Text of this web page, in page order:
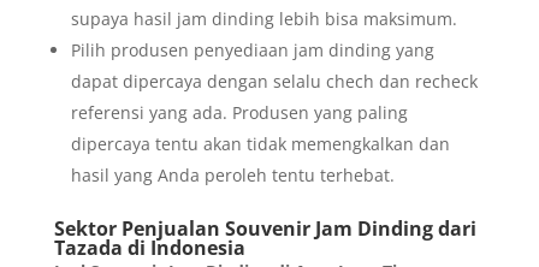
supaya hasil jam dinding lebih bisa maksimum.
Pilih produsen penyediaan jam dinding yang
dapat dipercaya dengan selalu chech dan recheck
referensi yang ada. Produsen yang paling
dipercaya tentu akan tidak memengkalkan dan
hasil yang Anda peroleh tentu terhebat.
Sektor Penjualan Souvenir Jam Dinding dari
Tazada di Indonesia